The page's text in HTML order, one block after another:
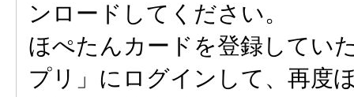
ンロードしてください。
ほぺたんカードを登録してい
プリ」にログインして、再度